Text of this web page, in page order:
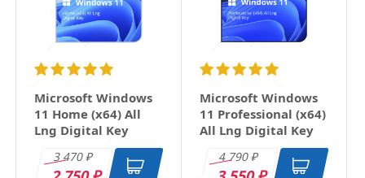
Email
Заголовок
Оцените товар
Microsoft Windows
11 Home (x64) All
Lng Digital Key
3 470₽
₽
Microsoft Windows
11 Professional (x64)
All Lng Digital Key
4 790₽
₽